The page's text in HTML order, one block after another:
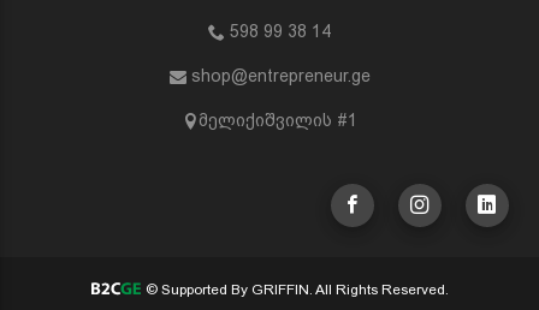
598 99 38 14
shop@entrepreneur.ge
მელიქიშვილის #1
© Supported By GRIFFIN. All Rights Reserved.